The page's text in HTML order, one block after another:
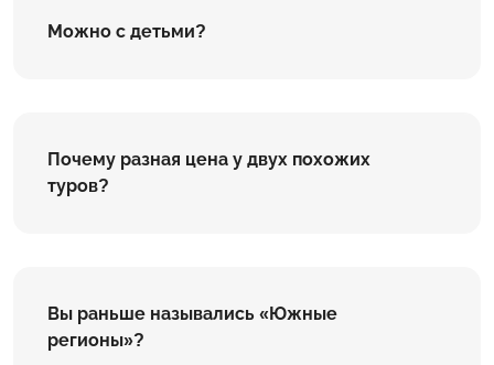
Можно с детьми?
Почему разная цена у двух похожих
туров?
Вы раньше назывались «Южные
регионы»?